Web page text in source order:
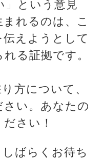
」という意見
れるのは、こ
えようとして
る証拠です。
方について、
い。あなたの
さい！
ばらくお待ち